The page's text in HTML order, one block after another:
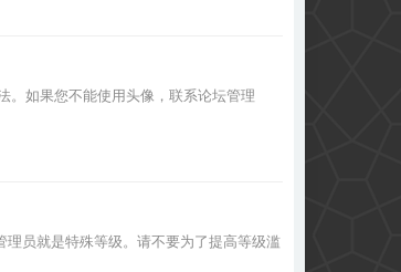
。如果您不能使用头像，联系论坛管理
员就是特殊等级。请不要为了提高等级滥